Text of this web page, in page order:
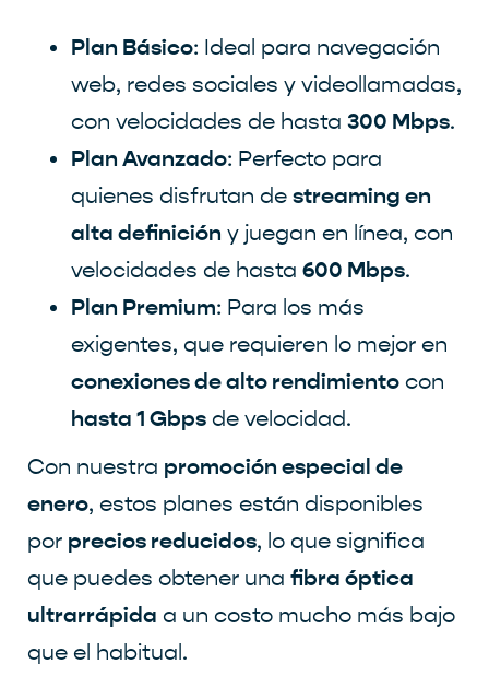
Plan Básico: Ideal para navegación
web, redes sociales y videollamadas,
con velocidades de hasta 300 Mbps.
Plan Avanzado: Perfecto para
quienes disfrutan de streaming en
alta definición y juegan en línea, con
velocidades de hasta 600 Mbps.
Plan Premium: Para los más
exigentes, que requieren lo mejor en
conexiones de alto rendimiento con
hasta 1 Gbps de velocidad.
Con nuestra promoción especial de
enero, estos planes están disponibles
por precios reducidos, lo que significa
que puedes obtener una fibra óptica
ultrarrápida a un costo mucho más bajo
que el habitual.